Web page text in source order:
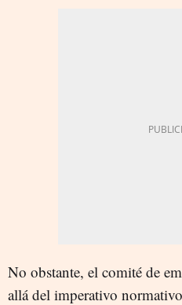
No obstante, el comité de
allá del imperativo